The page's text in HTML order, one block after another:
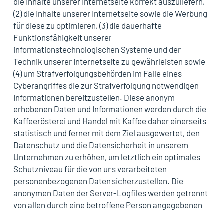
(2) die Inhalte unserer Internetseite sowie die Werbung
für diese zu optimieren, (3) die dauerhafte
Funktionsfähigkeit unserer
informationstechnologischen Systeme und der
Technik unserer Internetseite zu gewährleisten sowie
(4) um Strafverfolgungsbehörden im Falle eines
Cyberangriffes die zur Strafverfolgung notwendigen
Informationen bereitzustellen. Diese anonym
erhobenen Daten und Informationen werden durch die
Kaffeerösterei und Handel mit Kaffee daher einerseits
statistisch und ferner mit dem Ziel ausgewertet, den
Datenschutz und die Datensicherheit in unserem
Unternehmen zu erhöhen, um letztlich ein optimales
Schutzniveau für die von uns verarbeiteten
personenbezogenen Daten sicherzustellen. Die
anonymen Daten der Server-Logfiles werden getrennt
von allen durch eine betroffene Person angegebenen